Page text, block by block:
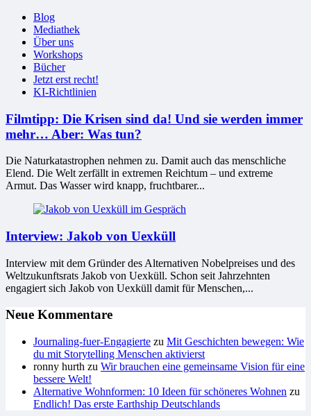
Blog
Mediathek
Über uns
Workshops
Bücher
Jetzt erst recht!
KI-Richtlinien
Filmtipp: Die Krisen sind da! Und sie werden immer
mehr… Aber: Was tun?
Die Naturkatastrophen nehmen zu. Damit auch das menschliche
Elend. Die Welt zerfällt in extremen Reichtum – und extreme
Armut. Das Wasser wird knapp, fruchtbarer...
Interview: Jakob von Uexküll
Interview mit dem Gründer des Alternativen Nobelpreises und des
Weltzukunftsrats Jakob von Uexküll. Schon seit Jahrzehnten
engagiert sich Jakob von Uexküll damit für Menschen,...
Neue Kommentare
Journaling-fuer-Engagierte zu Mit Geschichten bewegen: Wie
du mit Storytelling Menschen aktivierst
ronny hurth zu Wir brauchen eine gemeinsame Vision für eine
bessere Welt!
Alternative Wohnformen: 10 Ideen für schöneres Wohnen zu
Endlich! Das erste Earthship Deutschlands